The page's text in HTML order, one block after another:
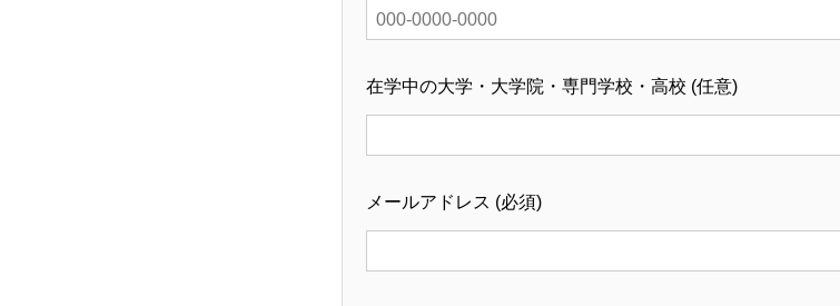
在学中の大学・大学院・専門学校・高校 (任意)
メールアドレス (必須)